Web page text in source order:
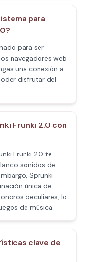
para
para ser
navegadores web
una conexión a
disfrutar del
Frunki 2.0 con
Frunki 2.0 te
sonidos de
Sprunki
única de
peculiares, lo
de música.
clave de